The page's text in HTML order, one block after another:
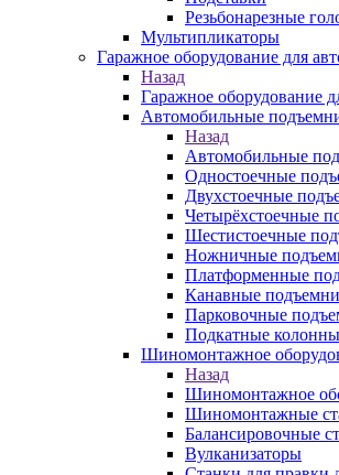
Резьбонарезные
Мультипликаторы
Гаражное оборудование для
Назад
Гаражное оборудование
Автомобильные
Назад
Автомобильные
Одностоечные
Двухстоечные
Четырёхстоечные
Шестистоечные
Ножничные
Платформенные
Канавные
Парковочные
Подкатные колонны
Шиномонтажное
Назад
Шиномонтажное
Шиномонтажные
Балансировочные
Вулканизаторы